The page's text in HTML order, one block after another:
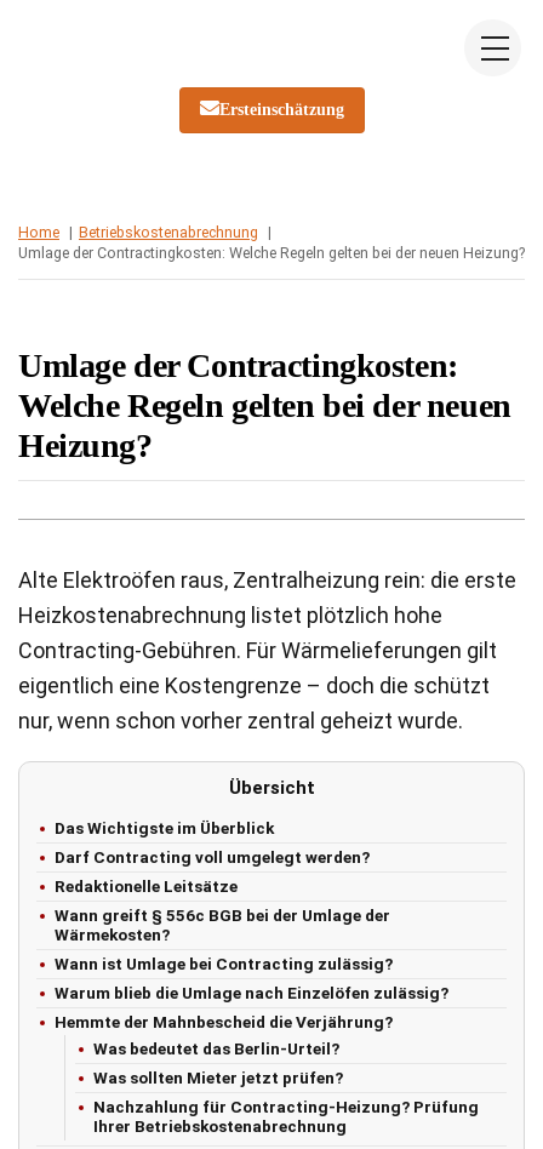
Ersteinschätzung
Home
Betriebskostenabrechnung
Umlage der Contractingkosten: Welche Regeln gelten bei der neuen Heizung?
Umlage der Contractingkosten:
Welche Regeln gelten bei der neuen
Heizung?
Alte Elektroöfen raus, Zentralheizung rein: die erste
Heizkostenabrechnung listet plötzlich hohe
Contracting-Gebühren. Für Wärmelieferungen gilt
eigentlich eine Kostengrenze – doch die schützt
nur, wenn schon vorher zentral geheizt wurde.
Übersicht
Das Wichtigste im Überblick
Darf Contracting voll umgelegt werden?
Redaktionelle Leitsätze
Wann greift § 556c BGB bei der Umlage der
Wärmekosten?
Wann ist Umlage bei Contracting zulässig?
Warum blieb die Umlage nach Einzelöfen zulässig?
Hemmte der Mahnbescheid die Verjährung?
Was bedeutet das Berlin-Urteil?
Was sollten Mieter jetzt prüfen?
Nachzahlung für Contracting-Heizung? Prüfung
Ihrer Betriebskostenabrechnung